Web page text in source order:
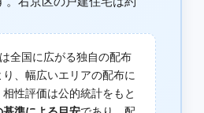
全国に広がる独自の配布
、幅広いエリアの配布に
性評価は公的統計をもと